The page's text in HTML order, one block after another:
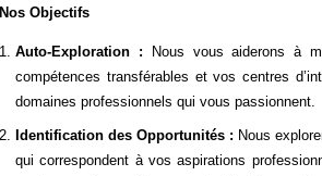
Nos Objectifs
Auto-Exploration : Nous vous aiderons à
compétences transférables et vos centres
domaines professionnels qui vous passionnent.
Identification des Opportunités : Nous
qui correspondent à vos aspirations